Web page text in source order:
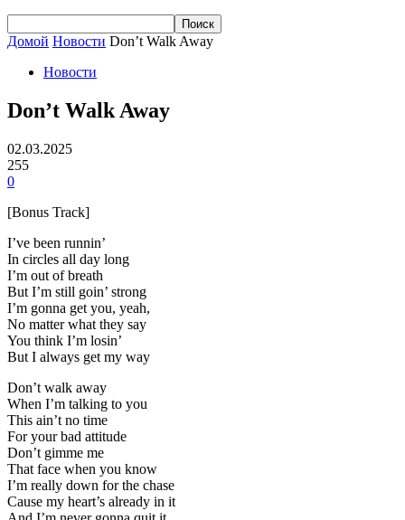
Домой Новости Don’t Walk Away
Новости
Don’t Walk Away
02.03.2025
255
0
[Bonus Track]
I’ve been runnin’
In circles all day long
I’m out of breath
But I’m still goin’ strong
I’m gonna get you, yeah,
No matter what they say
You think I’m losin’
But I always get my way
Don’t walk away
When I’m talking to you
This ain’t no time
For your bad attitude
Don’t gimme me
That face when you know
I’m really down for the chase
Cause my heart’s already in it